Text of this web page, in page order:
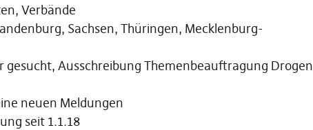
Verbände
Sachsen, Thüringen, Mecklenburg-
gesucht, Ausschreibung Themenbeauftragung Drogen
neuen Meldungen
seit 1.1.18